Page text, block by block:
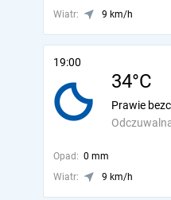
Wiatr:
9 km/h
19:00
34°C
Prawie
Opad: 0 mm
Wiatr:
9 km/h